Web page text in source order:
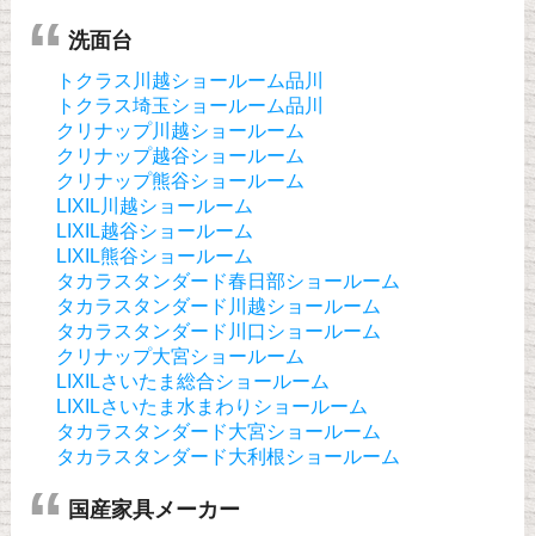
洗面台
トクラス川越ショールーム品川
トクラス埼玉ショールーム品川
クリナップ川越ショールーム
クリナップ越谷ショールーム
クリナップ熊谷ショールーム
LIXIL川越ショールーム
LIXIL越谷ショールーム
LIXIL熊谷ショールーム
タカラスタンダード春日部ショールーム
タカラスタンダード川越ショールーム
タカラスタンダード川口ショールーム
クリナップ大宮ショールーム
LIXILさいたま総合ショールーム
LIXILさいたま水まわりショールーム
タカラスタンダード大宮ショールーム
タカラスタンダード大利根ショールーム
国産家具メーカー